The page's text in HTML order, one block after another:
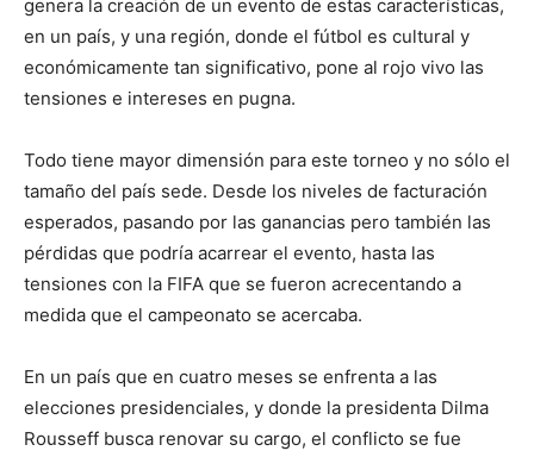
genera la creación de un evento de estas características,
en un país, y una región, donde el fútbol es cultural y
económicamente tan significativo, pone al rojo vivo las
tensiones e intereses en pugna.
Todo tiene mayor dimensión para este torneo y no sólo el
tamaño del país sede. Desde los niveles de facturación
esperados, pasando por las ganancias pero también las
pérdidas que podría acarrear el evento, hasta las
tensiones con la FIFA que se fueron acrecentando a
medida que el campeonato se acercaba.
En un país que en cuatro meses se enfrenta a las
elecciones presidenciales, y donde la presidenta Dilma
Rousseff busca renovar su cargo, el conflicto se fue